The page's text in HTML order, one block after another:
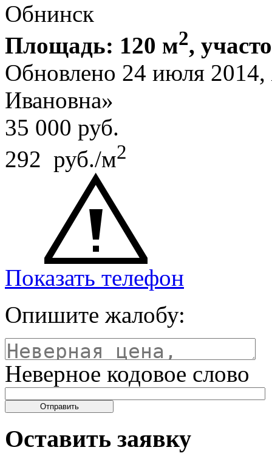
Обнинск
Площадь: 120 м2,
Обновлено 24 июля 2014,
Ивановна»
35 000 руб.
292 руб./м2
Показать телефон
Опишите жалобу:
Неверное кодовое слово
Оставить заявку